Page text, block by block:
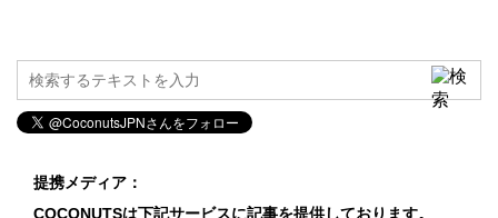
提携メディア：
COCONUTSは下記サービスに記事を提供しております。